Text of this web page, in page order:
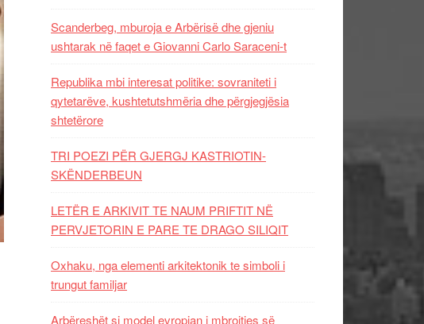
Scanderbeg, mburoja e Arbërisë dhe gjeniu
ushtarak në faqet e Giovanni Carlo Saraceni-t
Republika mbi interesat politike: sovraniteti i
qytetarëve, kushtetutshmëria dhe përgjegjësia
shtetërore
TRI POEZI PËR GJERGJ KASTRIOTIN-
SKËNDERBEUN
LETËR E ARKIVIT TE NAUM PRIFTIT NË
PERVJETORIN E PARE TE DRAGO SILIQIT
Oxhaku, nga elementi arkitektonik te simboli i
trungut familjar
Arbëreshët si model evropian i mbrojtjes së